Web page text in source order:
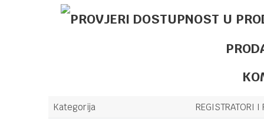
Kategorija
REGISTRATORI I